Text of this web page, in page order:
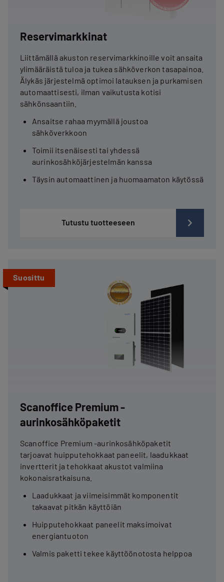
Reservimarkkinat
Liittämällä akuston reservimarkkinoille voit ansaita
ylimääräistä tuloa ja tukea sähköverkon tasapainoa.
Älykäs järjestelmä optimoi latauksen ja purkamisen
automaattisesti, ilman vaikutusta kotisi
sähkönsaantiin.
Ansaitse rahaa myymällä joustoa
sähköverkkoon
Toimii itsenäisesti tai yhdessä
aurinkosähköjärjestelmän kanssa
Täysin automaattinen ja huomaamaton käytössä
Tutustu tuotteeseen
Suosittu
Scanoffice Premium -
aurinkosähköpaketit
Scanoffice Premium -aurinkosähköpaketit
tarjoavat huipputehokkaat paneelit, laadukkaat
invertterit ja tehokkaat akustot valmiina
kokonaisratkaisuna.
Laadukkaat ja viimeisimmät komponentit
takaavat pitkän käyttöiän
Huipputehokkaat paneelit maksimoivat
energiantuoton
Valmis paketti tekee käyttöönotosta helppoa